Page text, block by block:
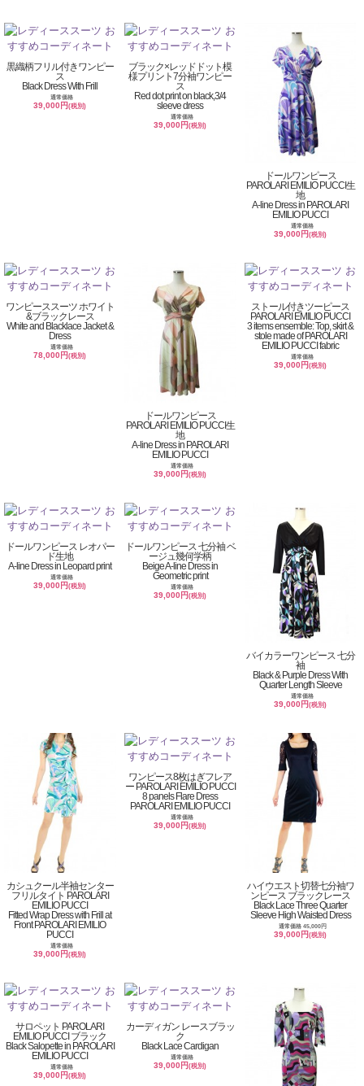
黒織柄フリル付きワンピー
ス
Black Dress With Frill
通常価格
39,000円(税別)
ブラック×レッドドット模
様プリント7分袖ワンピー
ス
Red dot print on black,3/4
sleeve dress
通常価格
39,000円(税別)
ドールワンピース
PAROLARI EMILIO PUCCI生
地
A-line Dress in PAROLARI
EMILIO PUCCI
通常価格
39,000円(税別)
ワンピーススーツ ホワイト
&ブラックレース
White and Blacklace Jacket &
Dress
通常価格
78,000円(税別)
ドールワンピース
PAROLARI EMILIO PUCCI生
地
A-line Dress in PAROLARI
EMILIO PUCCI
通常価格
39,000円(税別)
ストール付きツーピース
PAROLARI EMILIO PUCCI
3 items ensemble: Top, skirt &
stole made of PAROLARI
EMILIO PUCCI fabric
通常価格
39,000円(税別)
ドールワンピース レオパー
ド生地
A-line Dress in Leopard print
通常価格
39,000円(税別)
ドールワンピース 七分袖 ベ
ージュ幾何学柄
Beige A-line Dress in
Geometric print
通常価格
39,000円(税別)
バイカラーワンピース 七分
袖
Black & Purple Dress With
Quarter Length Sleeve
通常価格
39,000円(税別)
カシュクール半袖センター
フリルタイト PAROLARI
EMILIO PUCCI
Fitted Wrap Dress with Frill at
Front PAROLARI EMILIO
PUCCI
通常価格
39,000円(税別)
ワンピース8枚はぎフレア
ー PAROLARI EMILIO PUCCI
8 panels Flare Dress
PAROLARI EMILIO PUCCI
通常価格
39,000円(税別)
ハイウエスト切替七分袖ワ
ンピース ブラックレース
Black Lace Three Quarter
Sleeve High Waisted Dress
通常価格 45,000円
39,000円(税別)
サロペット PAROLARI
EMILIO PUCCI ブラック
Black Salopette in PAROLARI
EMILIO PUCCI
通常価格
39,000円(税別)
カーディガン レースブラッ
ク
Black Lace Cardigan
通常価格
39,000円(税別)